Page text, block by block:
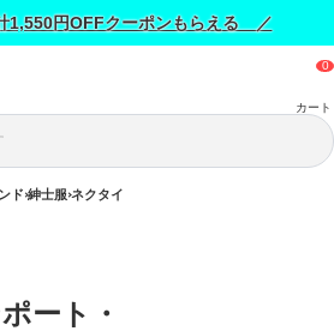
1,550円OFFクーポンもらえる ／
カート
ド 紳士服 ネクタイ
ート・